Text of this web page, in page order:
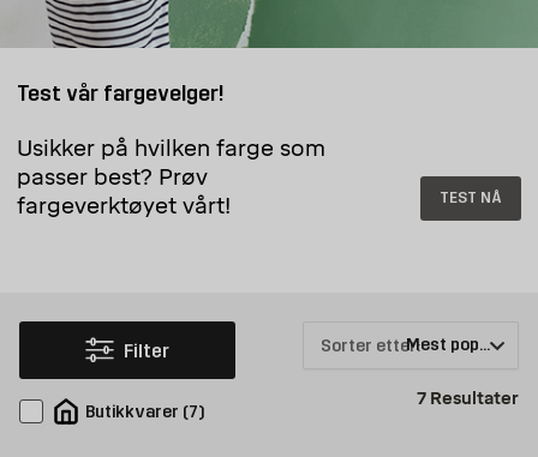
Test vår fargevelger!
Usikker på hvilken farge som
passer best? Prøv
fargeverktøyet vårt!
TEST NÅ
Filter
Butikkvarer (7)
Sorter etter:
7 Resultater